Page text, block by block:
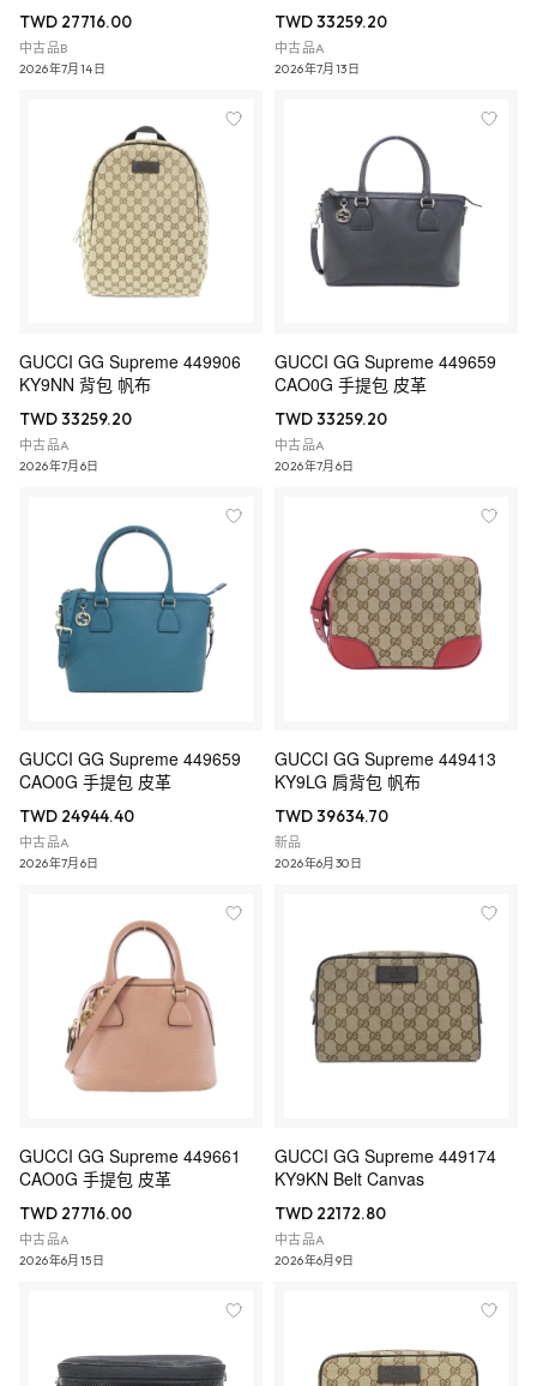
TWD 27716.00
中古品B
2026年7月14日
TWD 33259.20
中古品A
2026年7月13日
GUCCI GG Supreme 449906
KY9NN 背包 帆布
TWD 33259.20
中古品A
2026年7月6日
GUCCI GG Supreme 449659
CAO0G 手提包 皮革
TWD 33259.20
中古品A
2026年7月6日
GUCCI GG Supreme 449659
CAO0G 手提包 皮革
TWD 24944.40
中古品A
2026年7月6日
GUCCI GG Supreme 449413
KY9LG 肩背包 帆布
TWD 39634.70
新品
2026年6月30日
GUCCI GG Supreme 449661
CAO0G 手提包 皮革
TWD 27716.00
中古品A
2026年6月15日
GUCCI GG Supreme 449174
KY9KN Belt Canvas
TWD 22172.80
中古品A
2026年6月9日